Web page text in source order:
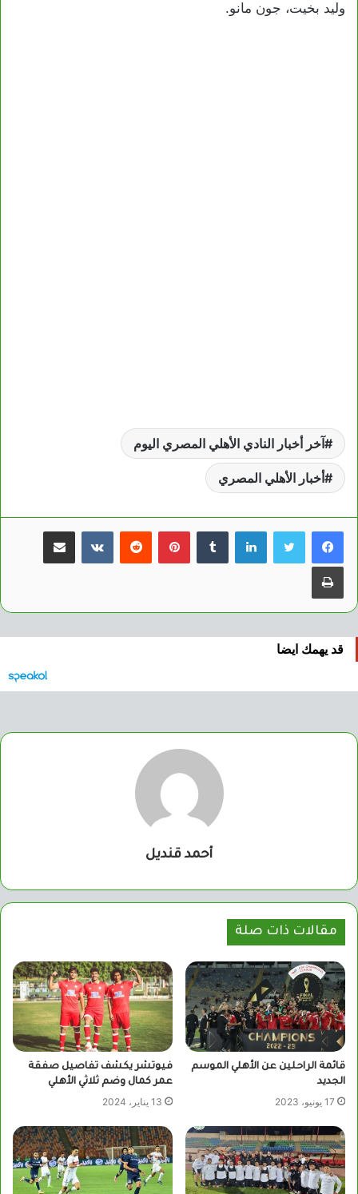
وليد بخيت، جون مانو.
آخر أخبار النادي الأهلي المصري اليوم
أخبار الأهلي المصري
لينكدإن بينتيريست مشاركة عبر البريد
طباعة
قد يهمك ايضا
أحمد قنديل
مقالات ذات صلة
قائمة الراحلين عن الأهلي الموسم
الجديد
17 يونيو، 2023
فيوتشر يكشف تفاصيل صفقة
عمر كمال وضم ثلاثي الأهلي
13 يناير، 2024